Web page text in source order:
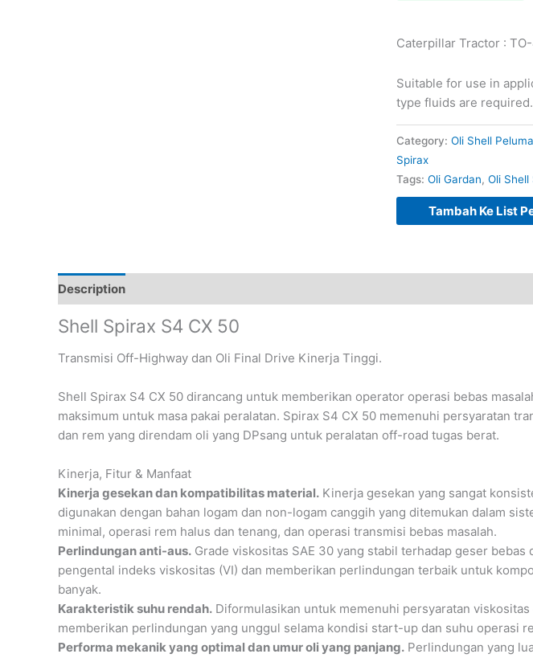
Caterpillar Tractor : TO-
Suitable for use in
type fluids are required.
Category: Oli Shell
Spirax
Tags: Oli Gardan, Oli Shell
Tambah Ke List
Description
Shell Spirax S4 CX 50
Transmisi Off-Highway dan Oli Final Drive Kinerja Tinggi.
Shell Spirax S4 CX 50 dirancang untuk memberikan operator operasi bebas
maksimum untuk masa pakai peralatan. Spirax S4 CX 50 memenuhi persyaratan
dan rem yang direndam oli yang DPsang untuk peralatan off-road tugas berat.
Kinerja, Fitur & Manfaat
Kinerja gesekan dan kompatibilitas material. Kinerja gesekan yang sangat
digunakan dengan bahan logam dan non-logam canggih yang ditemukan dalam
minimal, operasi rem halus dan tenang, dan operasi transmisi bebas masalah.
Perlindungan anti-aus. Grade viskositas SAE 30 yang stabil terhadap geser bebas
pengental indeks viskositas (VI) dan memberikan perlindungan terbaik untuk
banyak.
Karakteristik suhu rendah. Diformulasikan untuk memenuhi persyaratan
memberikan perlindungan yang unggul selama kondisi start-up dan suhu operasi
Performa mekanik yang optimal dan umur oli yang panjang. Perlindungan yang